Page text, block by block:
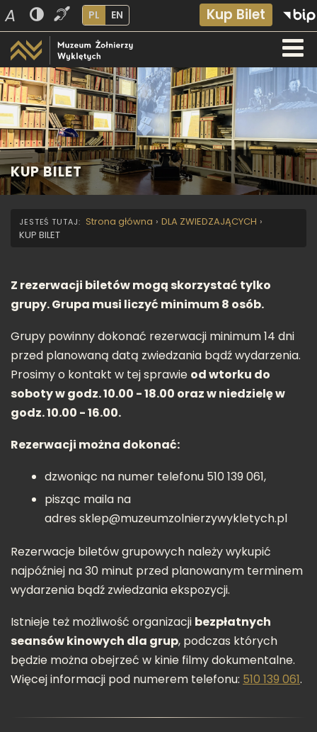
A PL EN Kup Bilet
KUP BILET
Strona główna › DLA ZWIEDZAJĄCYCH ›
KUP BILET
Z rezerwacji biletów mogą skorzystać tylko
grupy. Grupa musi liczyć minimum 8 osób.
Grupy powinny dokonać rezerwacji minimum 14 dni
przed planowaną datą zwiedzania bądź wydarzenia.
Prosimy o kontakt w tej sprawie od wtorku do
soboty w godz. 10.00 - 18.00 oraz w niedzielę w
godz. 10.00 - 16.00.
Rezerwacji można dokonać:
dzwoniąc na numer telefonu 510 139 061,
pisząc maila na
adres sklep@muzeumzolnierzywykletych.pl
Rezerwacje biletów grupowych należy wykupić
najpóźniej na 30 minut przed planowanym terminem
wydarzenia bądź zwiedzania ekspozycji.
Istnieje też możliwość organizacji bezpłatnych
seansów kinowych dla grup, podczas których
będzie można obejrzeć w kinie filmy dokumentalne.
Więcej informacji pod numerem telefonu: 510 139 061.